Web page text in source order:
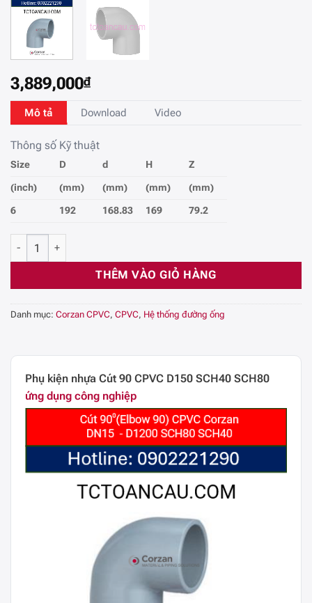
3,889,000₫
Mô tả Download Video
Thông số Kỹ thuật
Size D d H
Z
(inch)
(mm) (mm) (mm)
(mm)
6
192 168.83 169 79.2
Co/cút - 90° CPVC Công Nghiệp SCH80, DN150, 6 (Inch) số lượng
THÊM VÀO GIỎ HÀNG
Danh mục: Corzan CPVC, CPVC, Hệ thống đường ống
Phụ kiện nhựa Cút 90 CPVC D150 SCH40 SCH80
ứng dụng công nghiệp